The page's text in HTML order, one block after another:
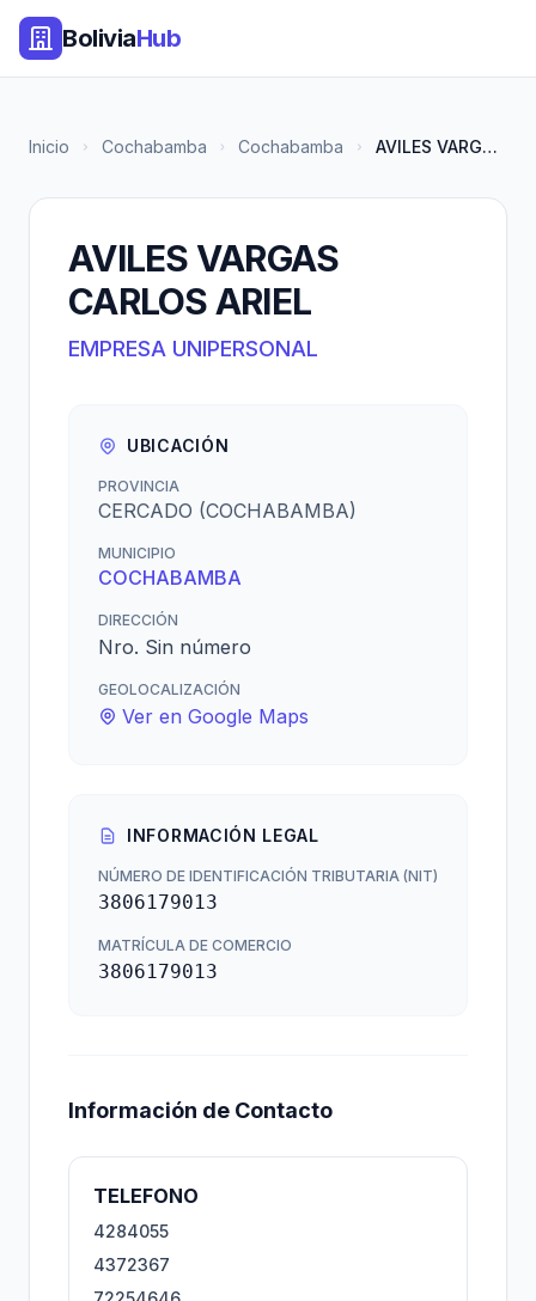
BoliviaHub
Inicio Cochabamba Cochabamba AVILES VARGAS CARLOS ARIEL
AVILES VARGAS
CARLOS ARIEL
EMPRESA UNIPERSONAL
UBICACIÓN
PROVINCIA
CERCADO (COCHABAMBA)
MUNICIPIO
COCHABAMBA
DIRECCIÓN
Nro. Sin número
GEOLOCALIZACIÓN
Ver en Google Maps
INFORMACIÓN LEGAL
NÚMERO DE IDENTIFICACIÓN TRIBUTARIA (NIT)
3806179013
MATRÍCULA DE COMERCIO
3806179013
Información de Contacto
TELEFONO
4284055
4372367